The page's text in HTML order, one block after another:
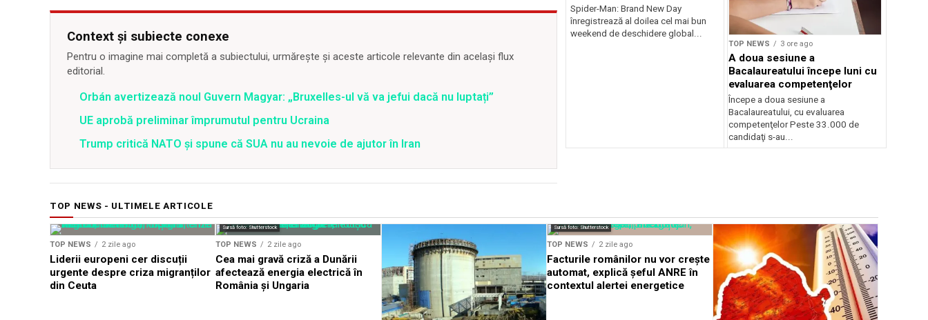
Context și subiecte conexe
Pentru o imagine mai completă a subiectului, urmărește și aceste articole relevante din același flux
editorial.
Orbán avertizează noul Guvern Magyar: „Bruxelles-ul vă va jefui dacă nu luptați”
UE aprobă preliminar împrumutul pentru Ucraina
Trump critică NATO și spune că SUA nu au nevoie de ajutor în Iran
Spider-Man: Brand New Day
înregistrează al doilea cel mai bun
weekend de deschidere global...
TOP NEWS 3 ore ago
A doua sesiune a
Bacalaureatului începe luni cu
evaluarea competenţelor
Începe a doua sesiune a
Bacalaureatului, cu evaluarea
competenţelor Peste 33.000 de
candidaţi s-au...
TOP NEWS - ULTIMELE ARTICOLE
TOP NEWS 2 zile ago
Liderii europeni cer discuții
urgente despre criza migranților
din Ceuta
Sursă foto: Shutterstock
TOP NEWS 2 zile ago
Cea mai gravă criză a Dunării
afectează energia electrică în
România și Ungaria
Sursă foto: Shutterstock
TOP NEWS 2 zile ago
Facturile românilor nu vor crește
automat, explică șeful ANRE în
contextul alertei energetice